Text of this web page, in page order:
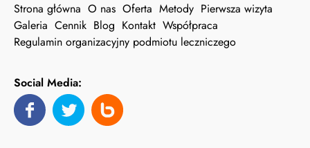
Strona główna O nas Oferta Metody Pierwsza wizyta
Galeria Cennik Blog Kontakt Współpraca
Regulamin organizacyjny podmiotu leczniczego
Social Media: